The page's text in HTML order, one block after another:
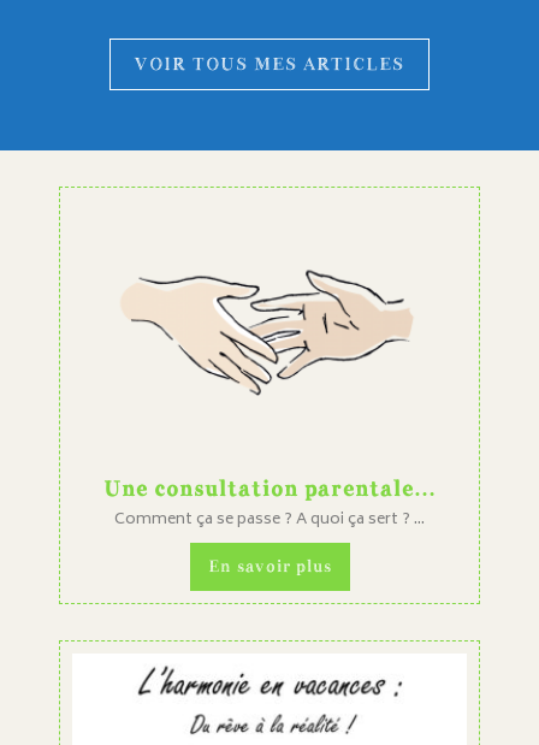
VOIR TOUS MES ARTICLES
Une consultation parentale…
Comment ça se passe ? A quoi ça sert ? ...
En savoir plus